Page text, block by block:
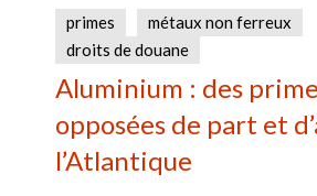
primes
métaux non ferreux
droits de douane
Aluminium : des
opposées de part et
l’Atlantique